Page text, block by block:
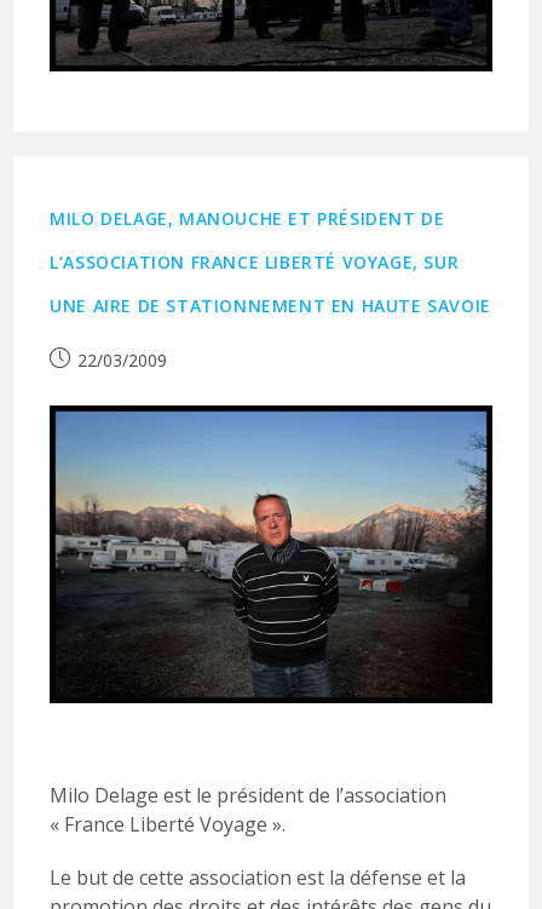
MILO DELAGE, MANOUCHE ET PRÉSIDENT DE
L’ASSOCIATION FRANCE LIBERTÉ VOYAGE, SUR
UNE AIRE DE STATIONNEMENT EN HAUTE SAVOIE
Publication
22/03/2009
Milo Delage est le président de l’association
« France Liberté Voyage ».
Le but de cette association est la défense et la